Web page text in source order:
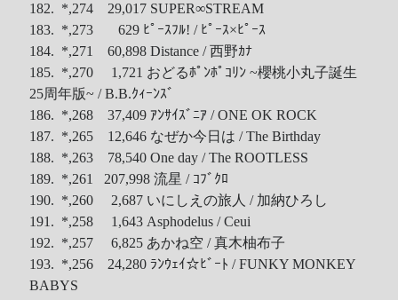
182. *,274 29,017 SUPER∞STREAM
183. *,273 629 ﾋﾟｰｽﾌﾙ! / ﾋﾟｰｽ×ﾋﾟｰｽ
184. *,271 60,898 Distance / 西野ｶﾅ
185. *,270 1,721 おどるﾎﾟﾝﾎﾟｺﾘﾝ ~櫻桃小丸子誕生
25周年版~ / B.B.ｸｨｰﾝｽﾞ
186. *,268 37,409 ｱﾝｻｲｽﾞﾆｱ / ONE OK ROCK
187. *,265 12,646 なぜか今日は / The Birthday
188. *,263 78,540 One day / The ROOTLESS
189. *,261 207,998 流星 / ｺﾌﾞｸﾛ
190. *,260 2,687 いにしえの旅人 / 加納ひろし
191. *,258 1,643 Asphodelus / Ceui
192. *,257 6,825 あかね空 / 真木柚布子
193. *,256 24,280 ﾗﾝｳｪｲ☆ﾋﾞｰﾄ / FUNKY MONKEY
BABYS